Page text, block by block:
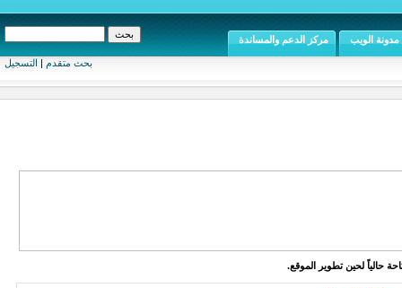
بحث متقدم | التسجيل
مدونة الويب مركز الدعم والمساندة
حالياً لحين تطوير الموقع.